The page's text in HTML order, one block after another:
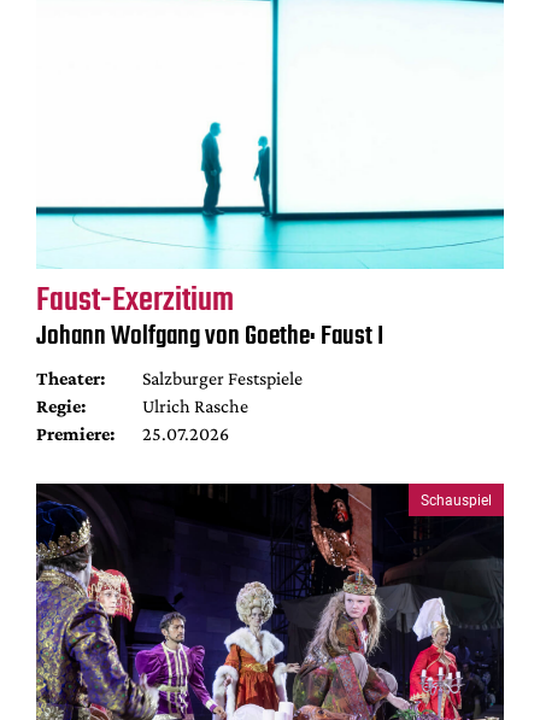
Faust-Exerzitium
Johann Wolfgang von Goethe: Faust I
Theater:
Salzburger Festspiele
Regie:
Ulrich Rasche
Premiere:
25.07.2026
Schauspiel